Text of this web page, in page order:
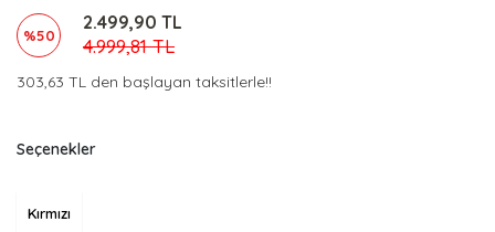
%50
2.499,90 TL
4.999,81 TL
303,63 TL den başlayan taksitlerle!!
Seçenekler
Kırmızı